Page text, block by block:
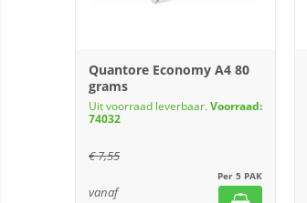
Quantore Economy A4 80
grams
Uit voorraad leverbaar.Voorraad:
74032
€7,55
Per 5 PAK
vanaf